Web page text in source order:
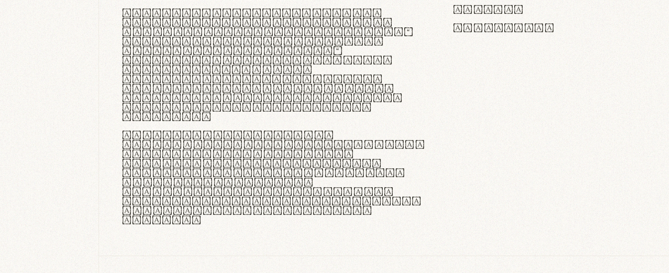
Quisque nec purus lacinia,
fabrica gantuum artisanalis
meminit, ubi materia selecta—
sicut lana merino, butyrum
nappa, vel synthetics—
praecisione assuuntur. Duis
aute irure dolor in
reprehenderit in voluptate
velit esse cillum dolore eu
fugiat nulla pariatur. Fusce
id velit ut lectus varius
faucibus.
In thermoregulatione,
handgloves microfibra innovans
aut insulatione polaris
utuntur. Curabitur pretium
tincidunt lacus, non laoreet
lorem tempor vitae.
Pellentesque habitant morbi
tristique senectus et netus et
malesuada fames ac turpis
egestas.
CO eoca
fontvs.com